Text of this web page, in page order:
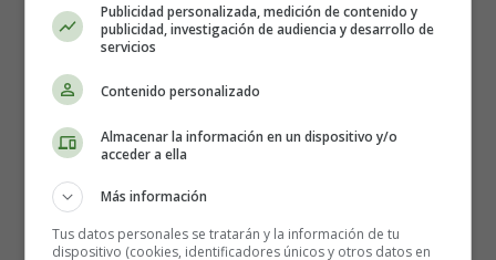
Ayuno intermitente
El ayuno intermitente es una forma de controlar la ingesta
alimentación. El ayuno hace que sus niveles de insulina
crecimiento aumentan dramáticamente.
Esto te ayuda a perder grasa, mientras mantienes el
Publicidad personalizada, medición de contenido y
publicidad, investigación de audiencia y desarrollo de
servicios
Contenido personalizado
Almacenar la información en un dispositivo y/o
acceder a ella
Más información
Tus datos personales se tratarán y la información de tu
dispositivo (cookies, identificadores únicos y otros datos en